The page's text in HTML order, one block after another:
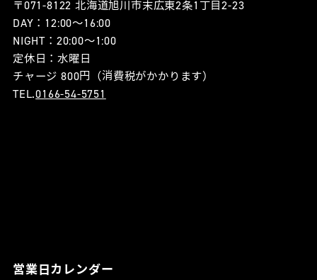
〒071-8122 北海道旭川市末広東2条1丁目2-23
DAY：12:00〜16:00
NIGHT：20:00〜1:00
定休日：水曜日
チャージ 800円（消費税がかかります）
TEL.0166-54-5751
営業日カレンダー